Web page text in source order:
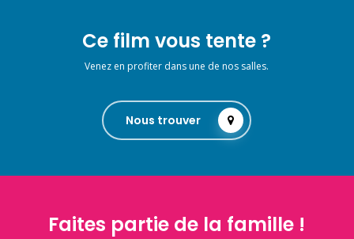
Ce film vous tente ?
Venez en profiter dans une de nos salles.
Nous trouver
Faites partie de la famille !